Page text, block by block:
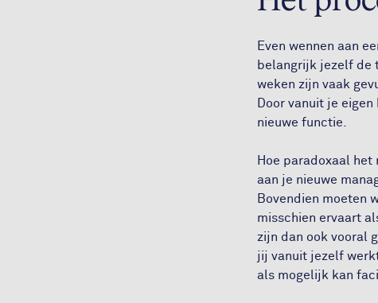
Even wennen aan
belangrijk jezelf de
weken zijn vaak
Door vanuit je
nieuwe functie.
Hoe paradoxaal
aan je nieuwe
Bovendien moeten
misschien ervaart
zijn dan ook vooral
jij vanuit jezelf
als mogelijk kan